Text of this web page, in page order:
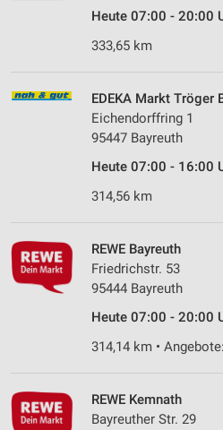
Heute 07:00 - 20:00
333,65 km
EDEKA Markt Tröger
Eichendorffring 1
95447 Bayreuth
Heute 07:00 - 16:00
314,56 km
REWE Bayreuth
Friedrichstr. 53
95444 Bayreuth
Heute 07:00 - 20:00
314,14 km •
REWE Kemnath
Bayreuther Str. 29